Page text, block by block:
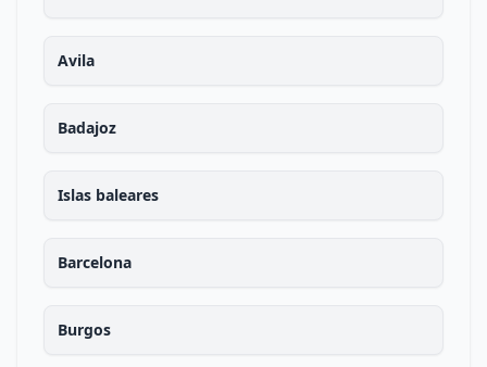
Avila
Badajoz
Islas baleares
Barcelona
Burgos